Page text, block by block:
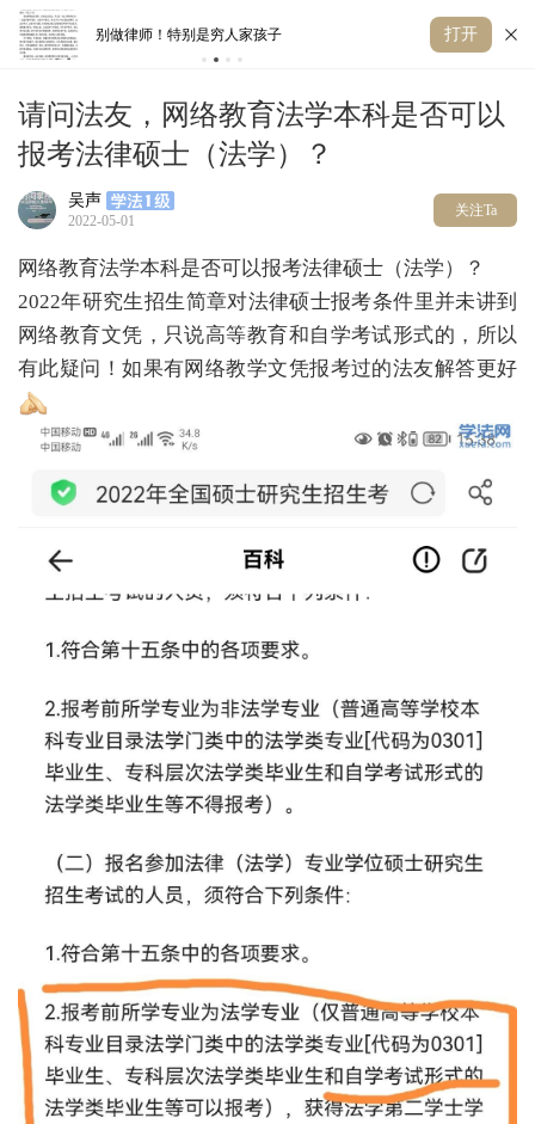
丢人！律师用AI答辩 被法官训诫 獬
打开
请问法友，网络教育法学本科是否可以
报考法律硕士（法学）？
吴声
2022-05-01
关注Ta
网络教育法学本科是否可以报考法律硕士（法学）？
2022年研究生招生简章对法律硕士报考条件里并未讲到
网络教育文凭，只说高等教育和自学考试形式的，所以
有此疑问！如果有网络教学文凭报考过的法友解答更好